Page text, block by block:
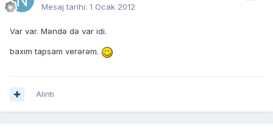
Mesaj tarihi: 1 Ocak 2012
Var var. Məndə də var idi.
baxım tapsam verərəm.
Alıntı